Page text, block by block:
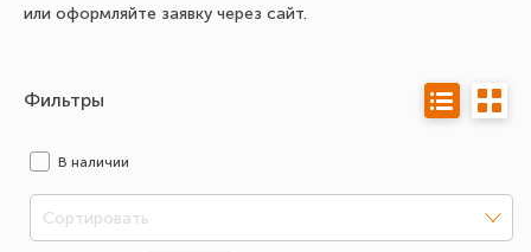
или оформляйте заявку через сайт.
Фильтры
В наличии
Сортировать